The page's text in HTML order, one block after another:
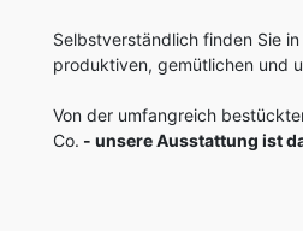
Selbstverständlich finden Sie
produktiven, gemütlichen und
Von der umfangreich
Co. - unsere Ausstattung ist